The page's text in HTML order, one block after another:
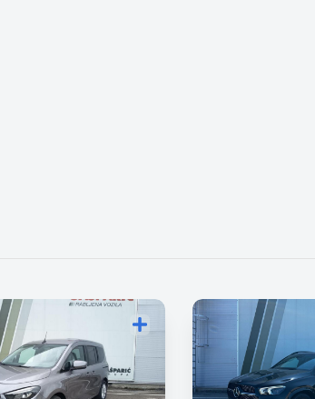
Dodajte vozilo za usporedbu